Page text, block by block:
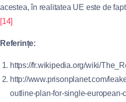
acestea, în realitatea UE este de
[14]
Referințe:
https://fr.wikipedia.org/wiki/
http://www.prisonplanet.com/
outline-plan-for-single-european-